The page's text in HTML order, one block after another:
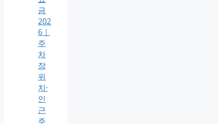
금
202
6｜
주
차
장
위
치·
인
근
주